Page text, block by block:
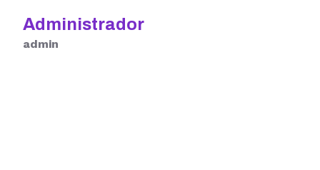
Administrador
admin